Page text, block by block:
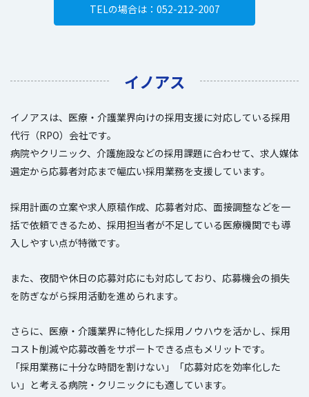
TELの場合は：052-212-2007
イノアス
イノアスは、医療・介護業界向けの採用支援に対応している採用
代行（RPO）会社です。
病院やクリニック、介護施設などの採用課題に合わせて、求人媒体
選定から応募者対応まで幅広い採用業務を支援しています。
採用計画の立案や求人原稿作成、応募者対応、面接調整などを一
括で依頼できるため、採用担当者が不足している医療機関でも導
入しやすい点が特徴です。
また、夜間や休日の応募対応にも対応しており、応募機会の損失
を防ぎながら採用活動を進められます。
さらに、医療・介護業界に特化した採用ノウハウを活かし、採用
コスト削減や応募改善をサポートできる点もメリットです。
「採用業務に十分な時間を割けない」「応募対応を効率化した
い」と考える病院・クリニックにも適しています。